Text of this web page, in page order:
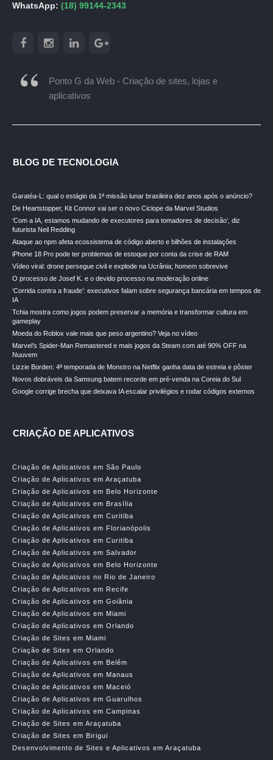
WhatsApp: (18) 99144-2343
Ponto G da Web - Criação de sites, lojas e
aplicativos
BLOG DE TECNOLOGIA
Garatéa-L: qual o estágio da 1ª missão lunar brasileira dez anos após o anúncio?
De Heartstopper, Kit Connor vai ser o novo Ciclope da Marvel Studios
‘Com a IA, estamos mudando de executores para tomadores de decisão’, diz
futurista Neil Redding
Ataque ao npm afeta ecossistema de código aberto e bilhões de instalações
iPhone 18 Pro pode ter problemas de estoque por conta da crise de RAM
Vídeo viral: drone persegue civil e explode na Ucrânia; homem sobrevive
O processo de Josef K. e o devido processo na moderação online
‘Corrida contra a fraude’: executivos falam sobre segurança bancária em tempos de
IA
Tchia mostra como jogos podem preservar a memória e transformar cultura em
gameplay
Moeda do Roblox vale mais que peso argentino? Veja no vídeo
Marvel’s Spider-Man Remastered e mais jogos da Steam com até 90% OFF na
Nuuvem
Lizzie Borden: 4ª temporada de Monstro na Netflix ganha data de estreia e pôster
Novos dobráveis da Samsung batem recorde em pré-venda na Coreia do Sul
Google corrige brecha que deixava IA escalar privilégios e rodar códigos externos
CRIAÇÃO DE APLICATIVOS
Criação de Aplicativos em São Paulo
Criação de Aplicativos em Araçatuba
Criação de Aplicativos em Belo Horizonte
Criação de Aplicativos em Brasília
Criação de Aplicativos em Curitiba
Criação de Aplicativos em Florianópolis
Criação de Aplicativos em Curitiba
Criação de Aplicativos em Salvador
Criação de Aplicativos em Belo Horizonte
Criação de Aplicativos no Rio de Janeiro
Criação de Aplicativos em Recife
Criação de Aplicativos em Goiânia
Criação de Aplicativos em Miami
Criação de Aplicativos em Orlando
Criação de Sites em Miami
Criação de Sites em Orlando
Criação de Aplicativos em Belêm
Criação de Aplicativos em Manaus
Criação de Aplicativos em Maceió
Criação de Aplicativos em Guarulhos
Criação de Aplicativos em Campinas
Criação de Sites em Araçatuba
Criação de Sites em Birigui
Desenvolvimento de Sites e Aplicativos em Araçatuba